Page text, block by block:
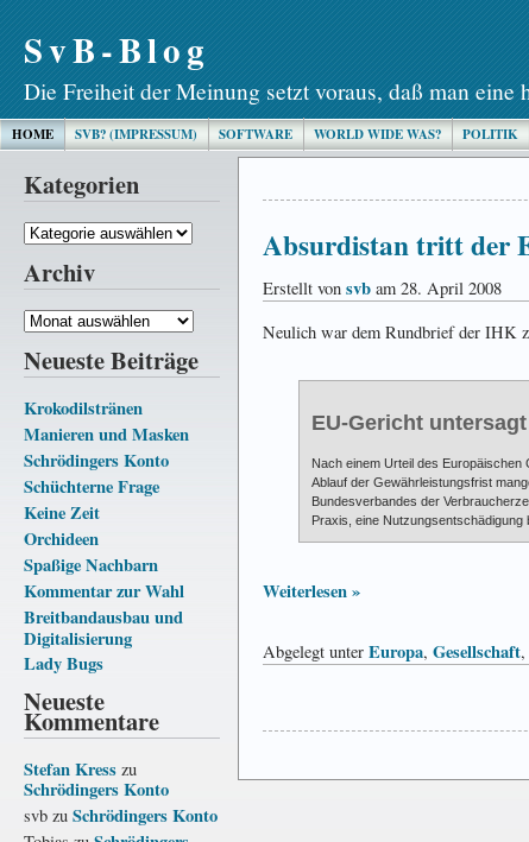
SvB-Blog
Die Freiheit der Meinung setzt voraus, daß man eine
HOME SVB? (IMPRESSUM) SOFTWARE WORLD WIDE WAS? POLITIK
Kategorien
Kategorien
Archiv
Archiv
Neueste Beiträge
Krokodilstränen
Manieren und Masken
Schrödingers Konto
Schüchterne Frage
Keine Zeit
Orchideen
Spaßige Nachbarn
Kommentar zur Wahl
Breitbandausbau und
Digitalisierung
Lady Bugs
Neueste
Kommentare
Stefan Kress zu
Schrödingers Konto
svb zu Schrödingers Konto
Absurdistan tritt der
Erstellt von svb am 28. April 2008
Neulich war dem Rundbrief der IHK
EU-Gericht
Nach einem Urteil des
Ablauf der Gewährleistungsfrist
Bundesverbandes der
Praxis, eine Nutzungsentschädigung
Weiterlesen »
Abgelegt unter Europa, Gesellschaft,